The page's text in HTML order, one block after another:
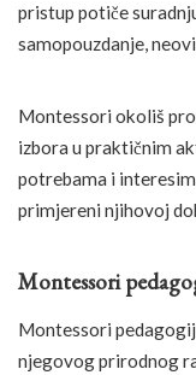
pristup potiče
samopouzdanje,
Montessori okoliš
izbora u praktičnim
potrebama i
primjereni njihovoj
Montessori
Montessori
njegovog prirodnog